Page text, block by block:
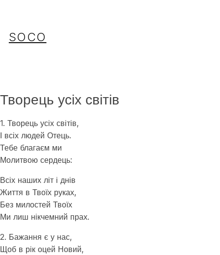
SOCO
Творець усіх світів
1. Творець усіх світів,
І всіх людей Отець.
Тебе благаєм ми
Молитвою сердець:
Всіх наших літ і днів
Життя в Твоїх руках,
Без милостей Твоїх
Ми лиш нікчемний прах.
2. Бажання є у нас,
Щоб в рік оцей Новий,